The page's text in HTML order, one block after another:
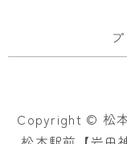
Copyright © 松本